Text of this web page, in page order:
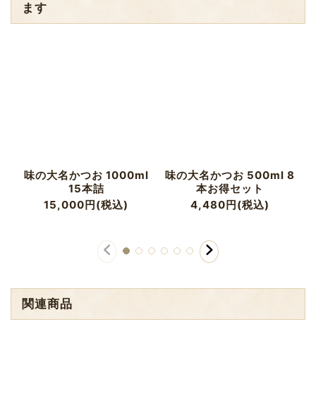
ます
味の大名かつお 1000ml
15本詰
15,000円(税込)
味の大名かつお 500ml 8
本お得セット
4,480円(税込)
関連商品